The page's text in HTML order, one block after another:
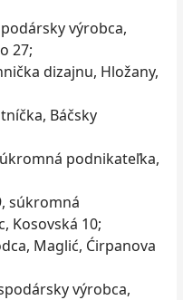
výrobca,
27;
dizajnu, Hložany,
Báčsky
podnikateľka,
súkromná
Kosovská 10;
Maglić, Ćirpanova
výrobca,